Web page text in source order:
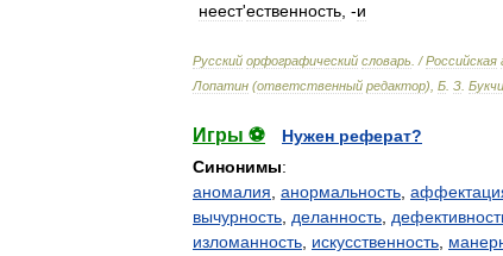
неест'ественность , -и
Русский орфографический словарь . /Российская
Лопатин (ответственный редактор), Б З
Игры ⚽
Нужен реферат?
Синонимы:
аномалия анормальность
вычурность деланность
изломанность искусственность